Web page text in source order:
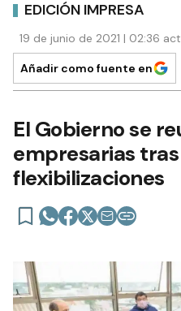
EDICIÓN IMPRESA
19 de junio de 2021 | 02:36
Añadir como fuente en
El Gobierno se
empresarias
flexibilizaciones